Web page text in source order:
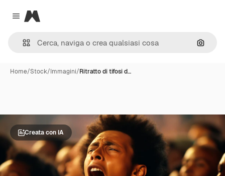
Close menu
Magnific
Cerca
Home/Stock/Immagini/Ritratto di tifosi d…
Creata con IA